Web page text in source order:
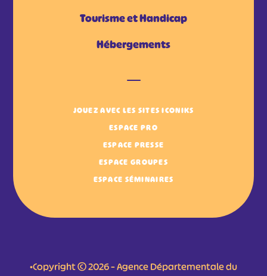
Tourisme et Handicap
Hébergements
JOUEZ AVEC LES SITES ICONIKS
ESPACE PRO
ESPACE PRESSE
ESPACE GROUPES
ESPACE SÉMINAIRES
•Copyright © 2026 – Agence Départementale du